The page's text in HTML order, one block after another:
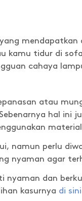
mendapatkan
kamu tidur di
cahaya
atau
hal ini
namun perlu
nyaman agar
nyaman dan
kasurnya di